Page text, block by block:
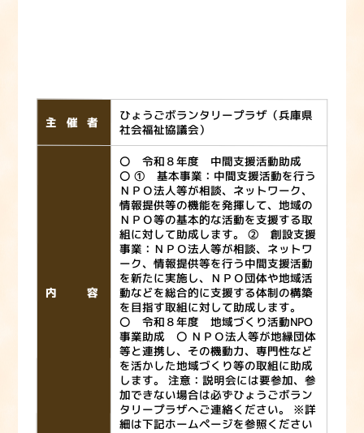
主催者 ひょうごボランタリープラザ（兵庫県
社会福祉協議会）
内容
〇 令和８年度 中間支援活動助成
〇 ① 基本事業：中間支援活動を行う
ＮＰＯ法人等が相談、ネットワーク、
情報提供等の機能を発揮して、地域の
ＮＰＯ等の基本的な活動を支援する取
組に対して助成します。 ② 創設支援
事業：ＮＰＯ法人等が相談、ネットワ
ーク、情報提供等を行う中間支援活動
を新たに実施し、ＮＰＯ団体や地域活
動などを総合的に支援する体制の構築
を目指す取組に対して助成します。
〇 令和８年度 地域づくり活動NPO
事業助成 〇 ＮＰＯ法人等が地縁団体
等と連携し、その機動力、専門性など
を活かした地域づくり等の取組に助成
します。 注意：説明会には要参加、参
加できない場合は必ずひょうごボラン
タリープラザへご連絡ください。 ※詳
細は下記ホームページを参照ください